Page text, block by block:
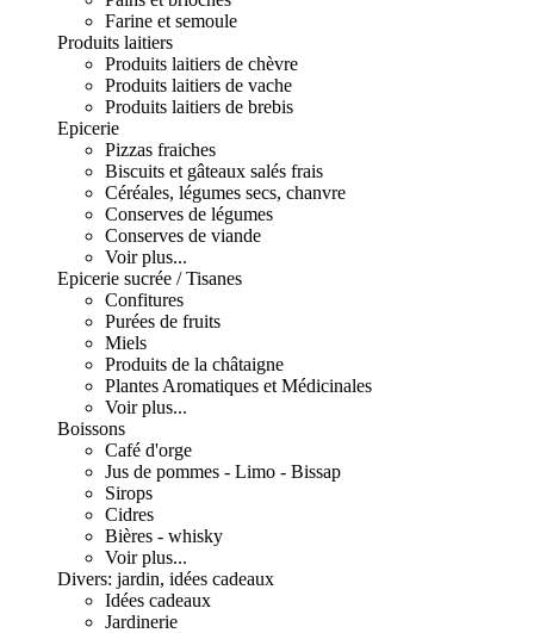
Farine et semoule
Produits laitiers
Produits laitiers de chèvre
Produits laitiers de vache
Produits laitiers de brebis
Epicerie
Pizzas fraiches
Biscuits et gâteaux salés frais
Céréales, légumes secs, chanvre
Conserves de légumes
Conserves de viande
Voir plus...
Epicerie sucrée / Tisanes
Confitures
Purées de fruits
Miels
Produits de la châtaigne
Plantes Aromatiques et Médicinales
Voir plus...
Boissons
Café d'orge
Jus de pommes - Limo - Bissap
Sirops
Cidres
Bières - whisky
Voir plus...
Divers: jardin, idées cadeaux
Idées cadeaux
Jardinerie